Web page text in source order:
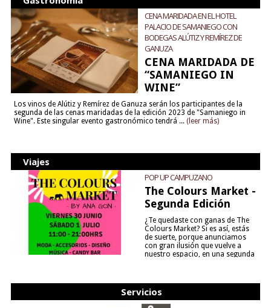
CENA MARIDADA EN EL HOTEL
PALACIO DE SAMANIEGO CON
BODEGAS ALÚTIZ Y REMÍREZ DE
GANUZA
CENA MARIDADA DE
“SAMANIEGO IN
WINE”
Los vinos de Alútiz y Remírez de Ganuza serán los participantes de la
segunda de las cenas maridadas de la edición 2023 de "Samaniego in
Wine". Este singular evento gastronómico tendrá ... (leer más)
Viajes
POP UP CAMPUZANO
The Colours Market -
Segunda Edición
¿Te quedaste con ganas de The
Colours Market? Si es así, estás
de suerte, porque anunciamos
con gran ilusión que vuelve a
nuestro espacio, en una segunda
Servicios